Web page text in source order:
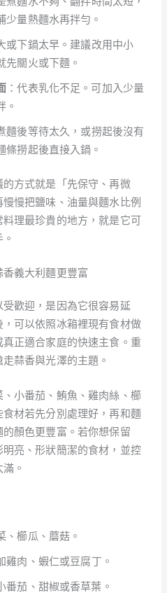
少量熱麵水再拌勻。
或下鍋太早。建議改用中小
先關火或下麵。
：代表乳化不足。可加入少量
。
麵後等待太久，或撈起後沒有
條撈起後直接入鍋。
方式就是「先保守、再微
慢把鹽味、油量與麵水比例
理最珍貴的地方，就是它可
義大利麵更豐富
歡迎，是因為它很容易延
可以依照冰箱裡現有食材做
正適合家庭的快速主食。重
蒜香與光澤的主題。
小番茄、鮪魚、雞肉絲、櫛
材若先分別處理好，再和麵
顏色更豐富。若你想保留
明亮、形狀簡潔的食材，並控
。
、櫛瓜、蘑菇。
雞肉、蝦仁或豆腐丁。
番茄、甜椒或香草葉。